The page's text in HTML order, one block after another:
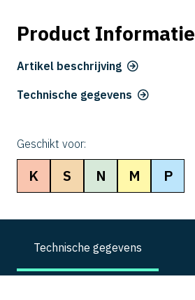
Product Informatie
Artikel beschrijving
Technische gegevens
Geschikt voor:
K S N M P
Technische gegevens